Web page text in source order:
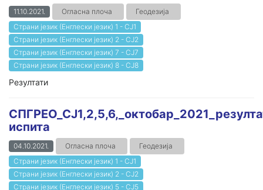
11.10.2021. Огласна плоча
Геодезија
Страни језик (Енглески језик) 1 - СЈ1
Страни језик (Енглески језик) 2 - СЈ2
Страни језик (Енглески језик) 7 - СЈ7
Страни језик (Енглески језик) 8 - СЈ8
Резултати
испита
04.10.2021. Огласна плоча
Геодезија
Страни језик (Енглески језик) 1 - СЈ1
Страни језик (Енглески језик) 2 - СЈ2
Страни језик (Енглески језик) 5 - СЈ5